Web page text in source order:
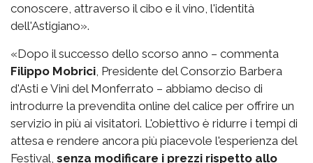
conoscere, attraverso il cibo e il vino, l'identità
dell'Astigiano».
«Dopo il successo dello scorso anno – commenta
Filippo Mobrici , Presidente del Consorzio Barbera
d'Asti e Vini del Monferrato – abbiamo deciso di
introdurre la prevendita online del calice per offrire un
servizio in più ai visitatori. L'obiettivo è ridurre i tempi di
attesa e rendere ancora più piacevole l'esperienza del
Festival, senza modificare i prezzi rispetto allo